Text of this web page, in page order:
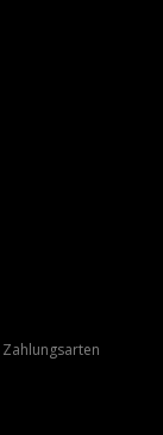
Zahlungsarten